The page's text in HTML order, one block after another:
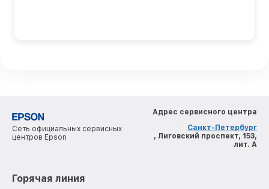
Сеть официальных сервисных
центров Epson
Адрес сервисного центра
Санкт-Петербург
, Лиговский проспект, 153,
лит. А
Горячая линия